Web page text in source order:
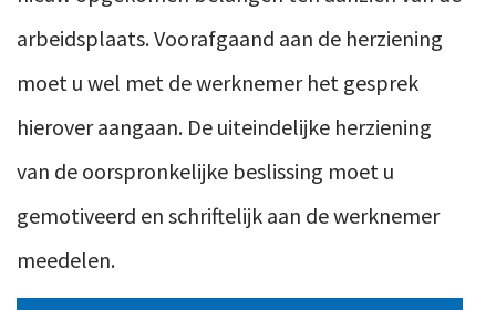
arbeidsplaats. Voorafgaand aan de herziening
moet u wel met de werknemer het gesprek
hierover aangaan. De uiteindelijke herziening
van de oorspronkelijke beslissing moet u
gemotiveerd en schriftelijk aan de werknemer
meedelen.